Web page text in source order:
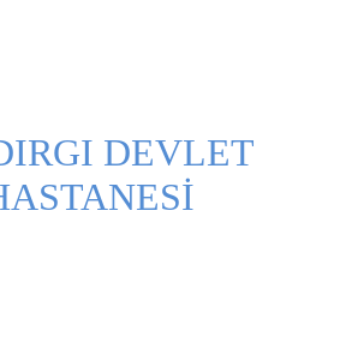
DEVLET